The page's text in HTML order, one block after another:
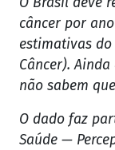
câncer por
estimativas
Câncer).
não sabem
O dado faz
Saúde —